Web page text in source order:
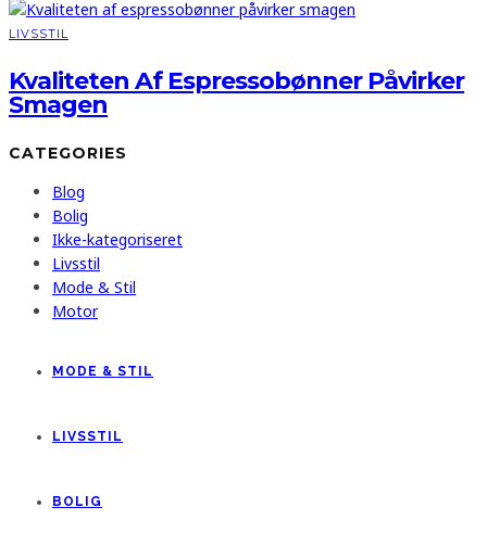
LIVSSTIL
Kvaliteten Af Espressobønner Påvirker
Smagen
CATEGORIES
Blog
Bolig
Ikke-kategoriseret
Livsstil
Mode & Stil
Motor
MODE & STIL
LIVSSTIL
BOLIG